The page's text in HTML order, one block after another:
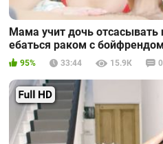
Мама учит дочь
ебаться раком с бойфрендом
95% 33:44 15.9К 0